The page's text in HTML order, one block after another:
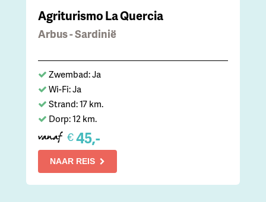
Agriturismo La Quercia
Arbus - Sardinië
Zwembad: Ja
Wi-Fi: Ja
Strand: 17 km.
Dorp: 12 km.
vanaf €45,-
NAAR REIS